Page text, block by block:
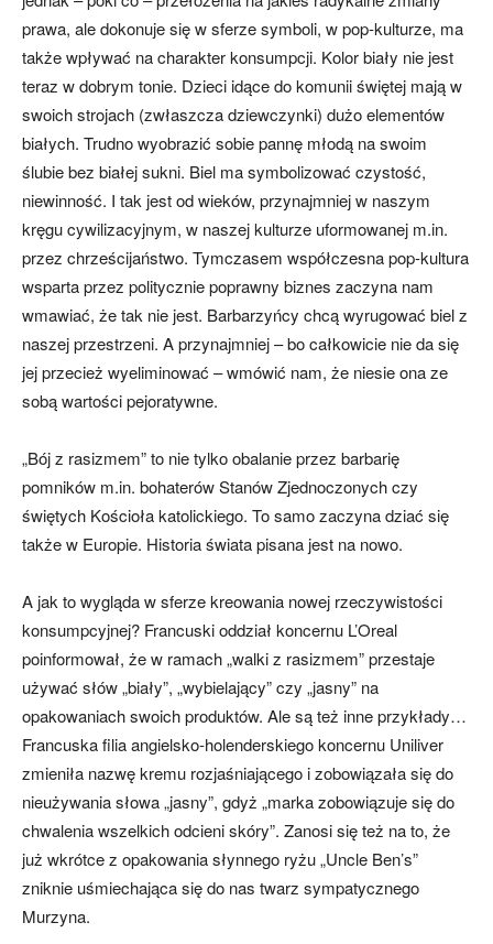
prawa, ale dokonuje się w sferze symboli, w pop-kulturze, ma
także wpływać na charakter konsumpcji. Kolor biały nie jest
teraz w dobrym tonie. Dzieci idące do komunii świętej mają w
swoich strojach (zwłaszcza dziewczynki) dużo elementów
białych. Trudno wyobrazić sobie pannę młodą na swoim
ślubie bez białej sukni. Biel ma symbolizować czystość,
niewinność. I tak jest od wieków, przynajmniej w naszym
kręgu cywilizacyjnym, w naszej kulturze uformowanej m.in.
przez chrześcijaństwo. Tymczasem współczesna pop-kultura
wsparta przez politycznie poprawny biznes zaczyna nam
wmawiać, że tak nie jest. Barbarzyńcy chcą wyrugować biel z
naszej przestrzeni. A przynajmniej – bo całkowicie nie da się
jej przecież wyeliminować – wmówić nam, że niesie ona ze
sobą wartości pejoratywne.
„Bój z rasizmem” to nie tylko obalanie przez barbarię
pomników m.in. bohaterów Stanów Zjednoczonych czy
świętych Kościoła katolickiego. To samo zaczyna dziać się
także w Europie. Historia świata pisana jest na nowo.
A jak to wygląda w sferze kreowania nowej rzeczywistości
konsumpcyjnej? Francuski oddział koncernu L’Oreal
poinformował, że w ramach „walki z rasizmem” przestaje
używać słów „biały”, „wybielający” czy „jasny” na
opakowaniach swoich produktów. Ale są też inne przykłady…
Francuska filia angielsko-holenderskiego koncernu Uniliver
zmieniła nazwę kremu rozjaśniającego i zobowiązała się do
nieużywania słowa „jasny”, gdyż „marka zobowiązuje się do
chwalenia wszelkich odcieni skóry”. Zanosi się też na to, że
już wkrótce z opakowania słynnego ryżu „Uncle Ben’s”
zniknie uśmiechająca się do nas twarz sympatycznego
Murzyna.